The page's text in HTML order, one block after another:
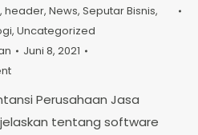
, header, News, Seputar Bisnis,
, Uncategorized
Juni 8, 2021
Perusahaan Jasa
tentang software